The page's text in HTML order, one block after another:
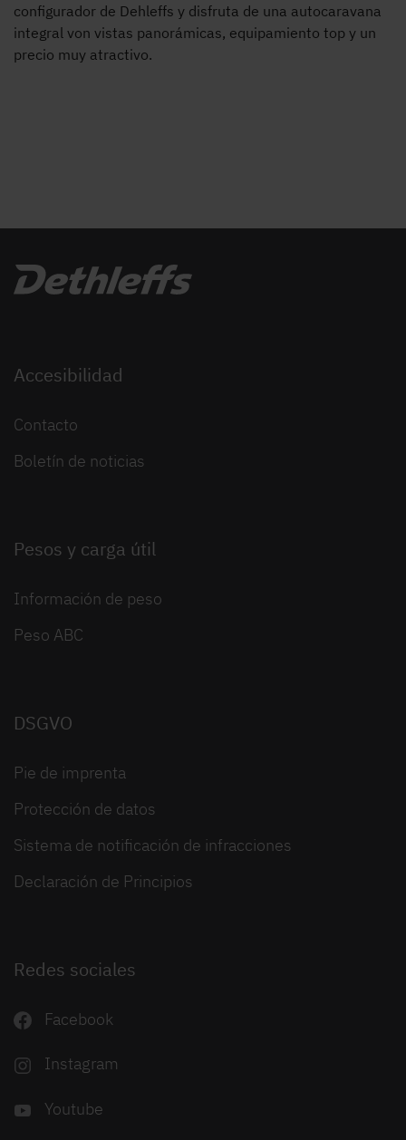
configurador de Dehleffs y disfruta de una autocaravana
integral von vistas panorámicas, equipamiento top y un
precio muy atractivo.
Accesibilidad
Contacto
Boletín de noticias
Pesos y carga útil
Información de peso
Peso ABC
DSGVO
Pie de imprenta
Protección de datos
Sistema de notificación de infracciones
Declaración de Principios
Redes sociales
Facebook
Instagram
Youtube